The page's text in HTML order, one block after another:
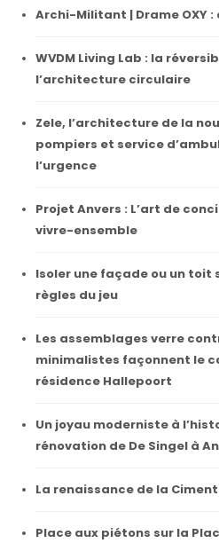
Archi-Militant | Drame OXY
WVDM Living Lab : la
l’architecture circulaire
Zele, l’architecture de la
pompiers et service
l’urgence
Projet Anvers : L’art de
vivre-ensemble
Isoler une façade ou un toit
règles du jeu
Les assemblages verre
minimalistes façonnent le
résidence Hallepoort
Un joyau moderniste à
rénovation de De Singel à
La renaissance de la
Place aux piétons sur la